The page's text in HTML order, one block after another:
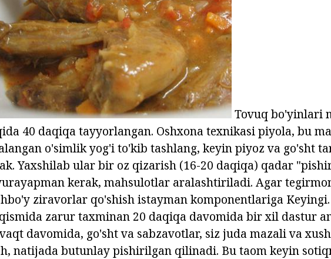
Tovuq bo'yinlari
40 daqiqa tayyorlangan. Oshxona texnikasi piyola, bu
o'simlik yog'i to'kib tashlang, keyin piyoz va go'sht
Yaxshilab ular bir oz qizarish (16-20 daqiqa) qadar
kerak, mahsulotlar aralashtiriladi. Agar
ziravorlar qo'shish istayman komponentlariga
zarur taxminan 20 daqiqa davomida bir xil dastur
davomida, go'sht va sabzavotlar, siz juda mazali va
natijada butunlay pishirilgan qilinadi. Bu taom keyin